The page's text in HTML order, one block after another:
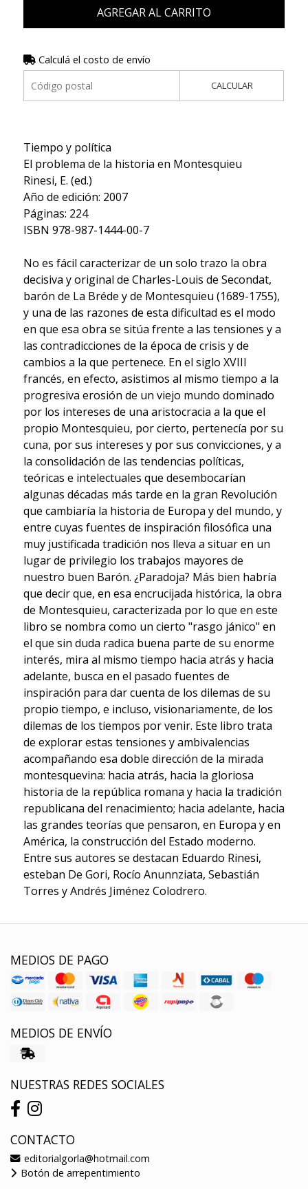
AGREGAR AL CARRITO
Calculá el costo de envío
CALCULAR
Tiempo y política
El problema de la historia en Montesquieu
Rinesi, E. (ed.)
Año de edición: 2007
Páginas: 224
ISBN 978-987-1444-00-7
No es fácil caracterizar de un solo trazo la obra
decisiva y original de Charles-Louis de Secondat,
barón de La Bréde y de Montesquieu (1689-1755),
y una de las razones de esta dificultad es el modo
en que esa obra se sitúa frente a las tensiones y a
las contradicciones de la época de crisis y de
cambios a la que pertenece. En el siglo XVIII
francés, en efecto, asistimos al mismo tiempo a la
progresiva erosión de un viejo mundo dominado
por los intereses de una aristocracia a la que el
propio Montesquieu, por cierto, pertenecía por su
cuna, por sus intereses y por sus convicciones, y a
la consolidación de las tendencias políticas,
teóricas e intelectuales que desembocarían
algunas décadas más tarde en la gran Revolución
que cambiaría la historia de Europa y del mundo, y
entre cuyas fuentes de inspiración filosófica una
muy justificada tradición nos lleva a situar en un
lugar de privilegio los trabajos mayores de
nuestro buen Barón. ¿Paradoja? Más bien habría
que decir que, en esa encrucijada histórica, la obra
de Montesquieu, caracterizada por lo que en este
libro se nombra como un cierto "rasgo jánico" en
el que sin duda radica buena parte de su enorme
interés, mira al mismo tiempo hacia atrás y hacia
adelante, busca en el pasado fuentes de
inspiración para dar cuenta de los dilemas de su
propio tiempo, e incluso, visionariamente, de los
dilemas de los tiempos por venir. Este libro trata
de explorar estas tensiones y ambivalencias
acompañando esa doble dirección de la mirada
montesquevina: hacia atrás, hacia la gloriosa
historia de la república romana y hacia la tradición
republicana del renacimiento; hacia adelante, hacia
las grandes teorías que pensaron, en Europa y en
América, la construcción del Estado moderno.
Entre sus autores se destacan Eduardo Rinesi,
esteban De Gori, Rocío Anunnziata, Sebastián
Torres y Andrés Jiménez Colodrero.
MEDIOS DE PAGO
MEDIOS DE ENVÍO
NUESTRAS REDES SOCIALES
CONTACTO
editorialgorla@hotmail.com
Botón de arrepentimiento